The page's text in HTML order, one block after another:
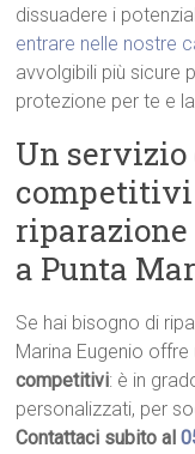
dissuadere i
entrare nelle nostre
avvolgibili più sicure
protezione per te e
Un
competitivi
a Punta
Se hai bisogno di
Marina Eugenio offre
competitivi: è in
personalizzati, per
Contattaci subito al